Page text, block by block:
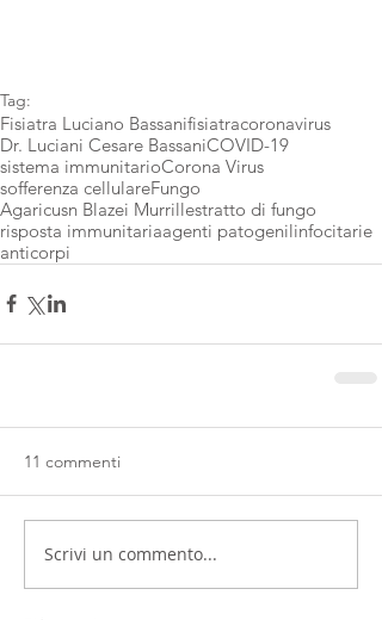
Tag:
Fisiatra Luciano Bassanifisiatracoronavirus
Dr. Luciani Cesare BassaniCOVID-19
sistema immunitarioCorona Virus
sofferenza cellulareFungo
Agaricusn Blazei Murrillestratto di fungo
risposta immunitariaagenti patogenilinfocitarie
anticorpi
11 commenti
Scrivi un commento...